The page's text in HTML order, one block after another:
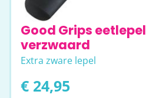
Good Grips eetlepel
verzwaard
Extra zware lepel
€ 24,95